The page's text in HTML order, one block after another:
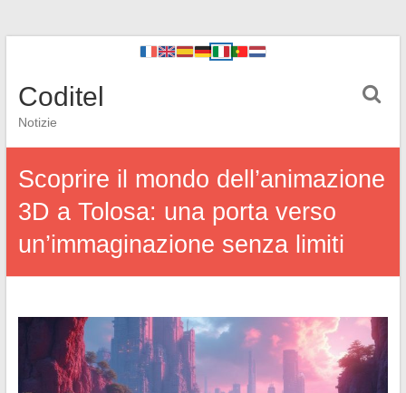
Coditel
Notizie
Scoprire il mondo dell’animazione
3D a Tolosa: una porta verso
un’immaginazione senza limiti